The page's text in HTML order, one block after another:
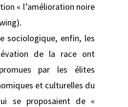
« l’amélioration noire
sociologique, enfin, les
de la race ont
par les élites
et culturelles du
se proposaient de «